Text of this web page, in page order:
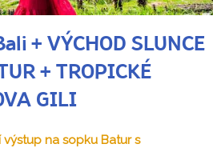
+ VÝCHOD SLUNCE
+ TROPICKÉ
GILI
výstup na sopku Batur s